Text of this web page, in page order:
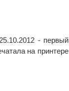
- первый
на принтере